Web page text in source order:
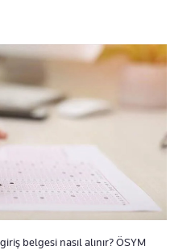
belgesi nasıl alınır? ÖSYM